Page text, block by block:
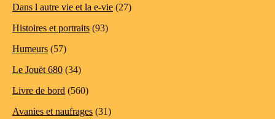
Dans l autre vie et la e-vie (27)
Histoires et portraits (93)
Humeurs (57)
Le Jouët 680 (34)
Livre de bord (560)
Avanies et naufrages (31)